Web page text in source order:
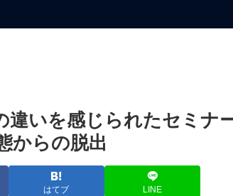
いを感じられたセミナ
からの脱出
はてブ LINE